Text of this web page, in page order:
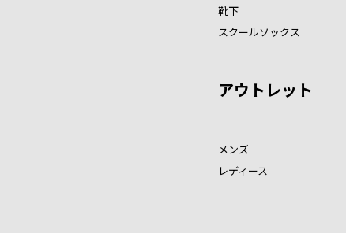
靴下
スクールソックス
アウトレット
メンズ
レディース